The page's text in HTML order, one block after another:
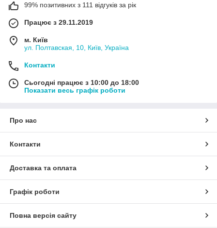
99% позитивних з 111 відгуків за рік
Працює з 29.11.2019
м. Київ
ул. Полтавская, 10, Київ, Україна
Контакти
Сьогодні працює з 10:00 до 18:00
Показати весь графік роботи
Про нас
Контакти
Доставка та оплата
Графік роботи
Повна версія сайту